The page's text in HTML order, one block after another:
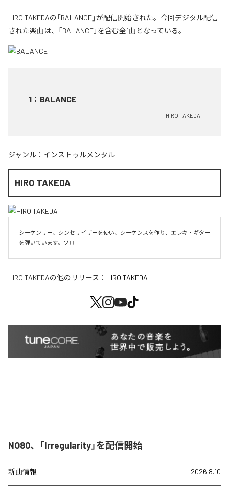
HIRO TAKEDAの「BALANCE」が配信開始された。今回デジタル配信
された楽曲は、「BALANCE」を含む全1曲となっている。
1 ： BALANCE
HIRO TAKEDA
ジャンル： インストゥルメンタル
HIRO TAKEDA
シーケンサー、シンセサイザーを使い、シーケンスを作り、エレキ・ギター
を弾いています。ソロ
HIRO TAKEDAの他のリリース： HIRO TAKEDA
NO80、「Irregularity」を配信開始
新曲情報 2026.8.10